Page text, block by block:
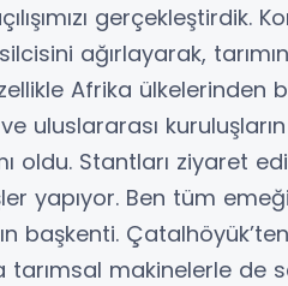
gerçekleştirdik.
ağırlayarak,
Afrika ülkelerinden
uluslararası
oldu. Stantları ziyaret
yapıyor. Ben tüm
başkenti.
makinelerle de